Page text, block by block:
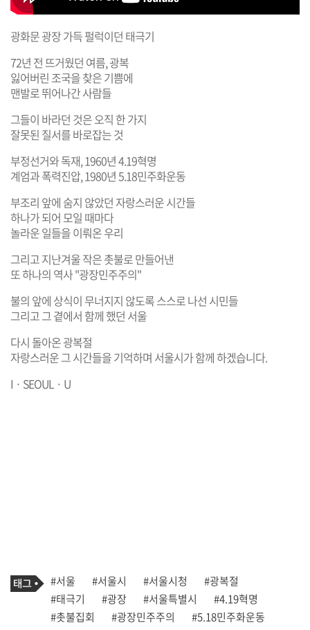
광화문 광장 가득 펄럭이던 태극기
72년 전 뜨거웠던 여름, 광복
잃어버린 조국을 찾은 기쁨에
맨발로 뛰어나간 사람들
그들이 바라던 것은 오직 한 가지
잘못된 질서를 바로잡는 것
부정선거와 독재, 1960년 4.19혁명
계엄과 폭력진압, 1980년 5.18민주화운동
부조리 앞에 숨지 않았던 자랑스러운 시간들
하나가 되어 모일 때마다
놀라운 일들을 이뤄온 우리
그리고 지난겨울 작은 촛불로 만들어낸
또 하나의 역사 "광장민주주의"
불의 앞에 상식이 무너지지 않도록 스스로 나선 시민들
그리고 그 곁에서 함께 했던 서울
다시 돌아온 광복절
자랑스러운 그 시간들을 기억하며 서울시가 함께 하겠습니다.
I · SEOUL · U
기
사
관
련
태
태
그
#서울 #서울시 #서울시청
#광복절
#태극기
#광장 #서울특별시
#4.19혁명
#촛불집회
#광장민주주의 #5.18민주화운동